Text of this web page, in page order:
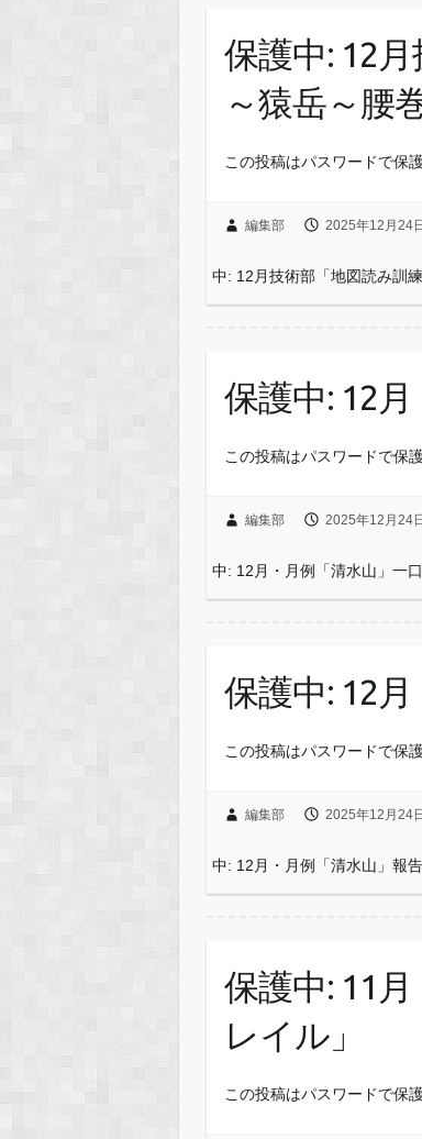
保護中: 12
～猿岳～腰
この投稿はパスワードで保
編集部 2025年12月24日
中: 12月技術部「地図読み訓
保護中: 12
この投稿はパスワードで保
編集部 2025年12月24日
中: 12月・月例「清水山」一
保護中: 12
この投稿はパスワードで保
編集部 2025年12月24日
中: 12月・月例「清水山」報告
保護中: 11
レイル」
この投稿はパスワードで保